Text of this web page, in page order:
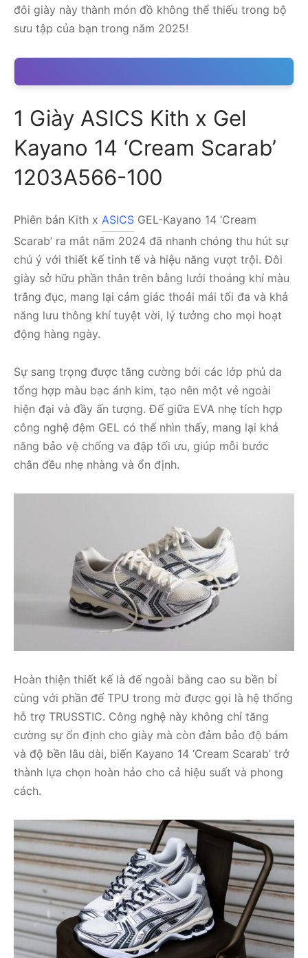
đôi giày này thành món đồ không thể thiếu trong bộ
sưu tập của bạn trong năm 2025!
1 Giày ASICS Kith x Gel
Kayano 14 ‘Cream Scarab’
1203A566-100
Phiên bản Kith x ASICS GEL-Kayano 14 ‘Cream
Scarab’ ra mắt năm 2024 đã nhanh chóng thu hút sự
chú ý với thiết kế tinh tế và hiệu năng vượt trội. Đôi
giày sở hữu phần thân trên bằng lưới thoáng khí màu
trắng đục, mang lại cảm giác thoải mái tối đa và khả
năng lưu thông khí tuyệt vời, lý tưởng cho mọi hoạt
động hàng ngày.
Sự sang trọng được tăng cường bởi các lớp phủ da
tổng hợp màu bạc ánh kim, tạo nên một vẻ ngoài
hiện đại và đầy ấn tượng. Đế giữa EVA nhẹ tích hợp
công nghệ đệm GEL có thể nhìn thấy, mang lại khả
năng bảo vệ chống va đập tối ưu, giúp mỗi bước
chân đều nhẹ nhàng và ổn định.
Hoàn thiện thiết kế là đế ngoài bằng cao su bền bỉ
cùng với phần đế TPU trong mờ được gọi là hệ thống
hỗ trợ TRUSSTIC. Công nghệ này không chỉ tăng
cường sự ổn định cho giày mà còn đảm bảo độ bám
và độ bền lâu dài, biến Kayano 14 ‘Cream Scarab’ trở
thành lựa chọn hoàn hảo cho cả hiệu suất và phong
cách.